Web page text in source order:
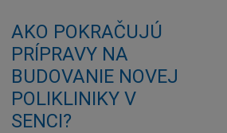
Kultúra
Ocenenia
Dotácie
Údržba
AKO POKRAČUJÚ
PRÍPRAVY NA
BUDOVANIE NOVEJ
POLIKLINIKY V
SENCI?